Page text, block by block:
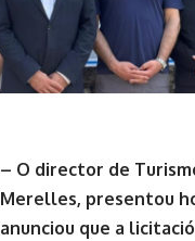
– O director de
Merelles, presentou
anunciou que a